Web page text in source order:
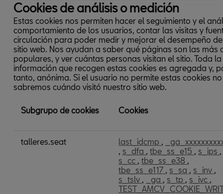
Cookies de análisis o medición
Estas cookies nos permiten hacer el seguimiento y el
comportamiento de los usuarios, contar las visitas y
circulación para poder medir y mejorar el desempeño
sitio web. Nos ayudan a saber qué páginas son las más
populares, y ver cuántas personas visitan el sitio. Toda la
información que recogen estas cookies es agregada y,
tanto, anónima. Si el usuario no permite estas cookies no
sabremos cuándo visitó nuestro sitio web.
de
Subgrupo de cookies Cookies
talleres.seat last_idcmp ,
, s_dfa ,tbe_ss_e15 , s_ips ,
s_cc ,tbe_ss_e38 ,
tbe_ss_e117 , s_sq , s_inv ,
s_tslv , _ga , s_tp , s_ivc ,